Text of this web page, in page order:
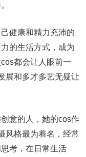
健康和精力充沛的
的生活方式，成为
都会让人眼前一
展和多才多艺无疑让
意的人，她的cos作
风格最为着名，经常
考，在日常生活